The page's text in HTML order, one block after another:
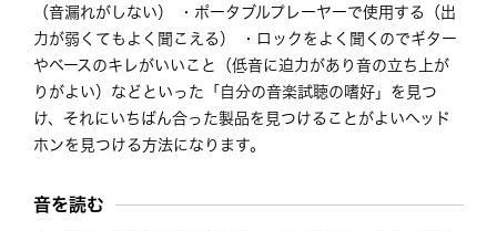
（音漏れがしない） ・ポータブルプレーヤーで使用する（出
力が弱くてもよく聞こえる） ・ロックをよく聞くのでギター
やベースのキレがいいこと（低音に迫力があり音の立ち上が
りがよい）などといった「自分の音楽試聴の嗜好」を見つ
け、それにいちばん合った製品を見つけることがよいヘッド
ホンを見つける方法になります。
音を読む